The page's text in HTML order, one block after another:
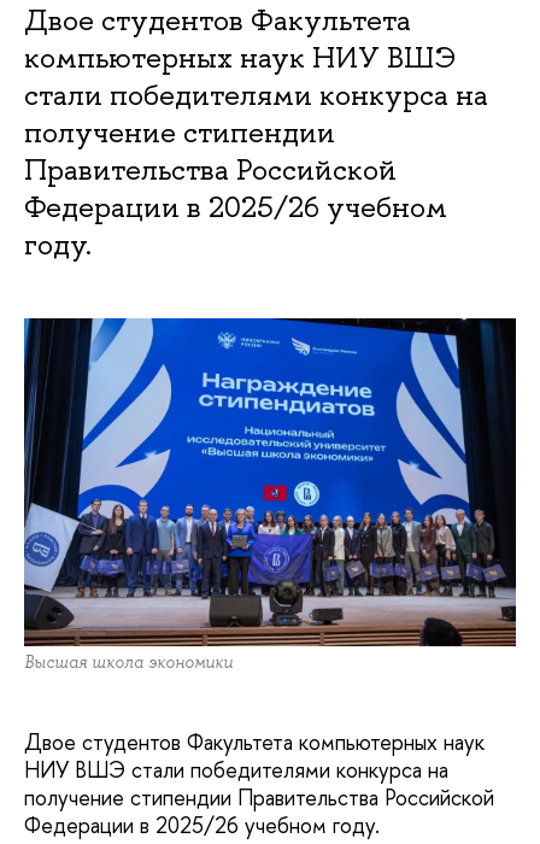
Двое студентов Факультета
компьютерных наук НИУ ВШЭ
стали победителями конкурса на
получение стипендии
Правительства Российской
Федерации в 2025/26 учебном
году.
Высшая школа экономики
Двое студентов Факультета компьютерных наук
НИУ ВШЭ стали победителями конкурса на
получение стипендии Правительства Российской
Федерации в 2025/26 учебном году.